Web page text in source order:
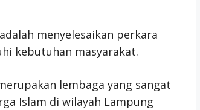
menyelesaikan perkara
kebutuhan masyarakat.
lembaga yang sangat
Islam di wilayah Lampung